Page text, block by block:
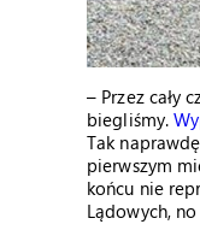
– Przez cały
biegliśmy.
Tak
pierwszym
końcu nie
Lądowych,